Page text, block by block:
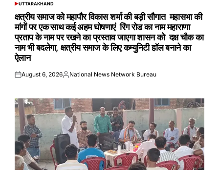
POSTED
UTTARAKHAND
क्षत्रीय समाज को महापौर विकास शर्मा की बड़ी सौगात महासभा की
मांगों पर एक साथ कई अहम घोषणाएं रिंग रोड का नाम महाराणा
प्रताप के नाम पर रखने का प्रस्ताव जाएगा शासन को दक्ष चौक का
नाम भी बदलेगा, क्षत्रीय समाज के लिए कम्युनिटी हॉल बनाने का
ऐलान
Posted
August 6, 2026Posted
National News Network Bureau